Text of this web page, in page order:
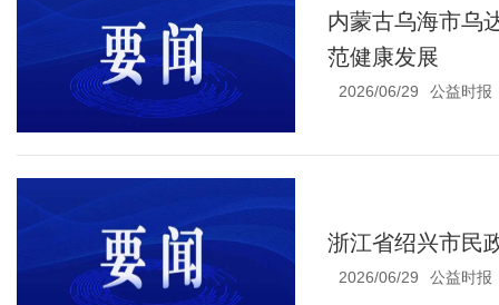
内蒙古乌海市乌
范健康发展
2026/06/29 公益时报
浙江省绍兴市民
2026/06/29 公益时报